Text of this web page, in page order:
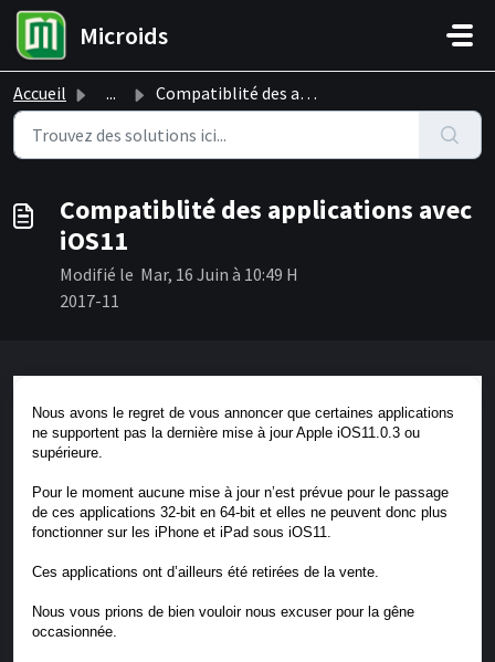
Passer au contenu principal
Microids
Accueil ... Compatiblité des applications avec iOS11
Compatiblité des applications avec
iOS11
Modifié le Mar, 16 Juin à 10:49 H
2017-11
Nous avons le regret de vous annoncer que certaines applications
ne supportent pas la dernière mise à jour Apple iOS11.0.3 ou
supérieure.
Pour le moment aucune mise à jour n’est prévue pour le passage
de ces applications 32-bit en 64-bit et elles ne peuvent donc plus
fonctionner sur les iPhone et iPad sous iOS11.
Ces applications ont d’ailleurs été retirées de la vente.
Nous vous prions de bien vouloir nous excuser pour la gêne
occasionnée.